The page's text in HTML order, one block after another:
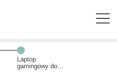
Laptop
gamingowy do